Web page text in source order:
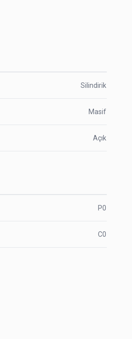
Silindirik
Masif
Açık
P0
C0